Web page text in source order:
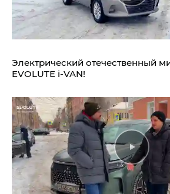
Электрический отечественный
EVOLUTE i‑VAN!